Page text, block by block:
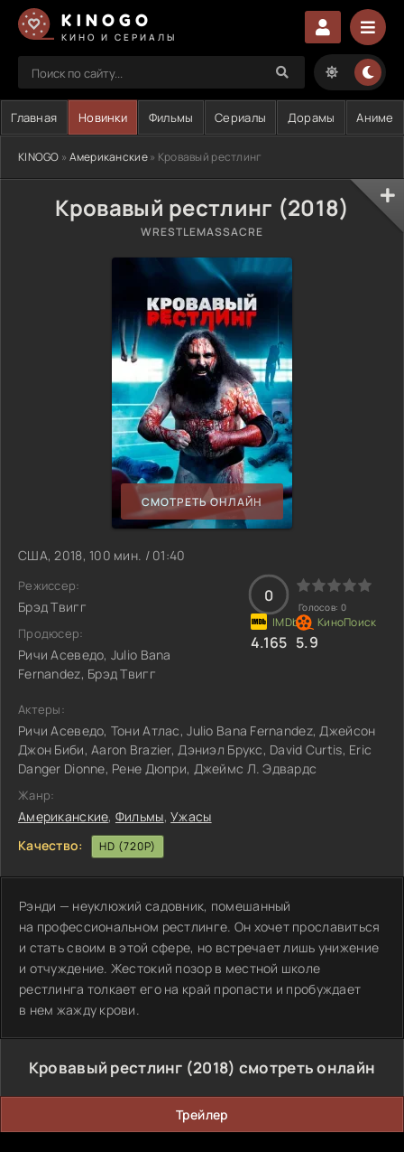
KINOGO
КИНО И СЕРИАЛЫ
Главная Новинки Фильмы Сериалы Дорамы Аниме
KINOGO » Американские» Кровавый рестлинг
Кровавый рестлинг (2018)
WRESTLEMASSACRE
СМОТРЕТЬ ОНЛАЙН
США, 2018, 100 мин. / 01:40
Режиссер:
Брэд Твигг
Продюсер:
Ричи Асеведо, Julio Bana
Fernandez, Брэд Твигг
0
Голосов: 0
4.165 5.9
Актеры:
Ричи Асеведо, Тони Атлас, Julio Bana Fernandez, Джейсон
Джон Биби, Aaron Brazier, Дэниэл Брукс, David Curtis, Eric
Danger Dionne, Рене Дюпри, Джеймс Л. Эдвардс
Жанр:
Американские, Фильмы,Ужасы
Качество:
HD (720P)
Рэнди — неуклюжий садовник, помешанный
на профессиональном рестлинге. Он хочет прославиться
и стать своим в этой сфере, но встречает лишь унижение
и отчуждение. Жестокий позор в местной школе
рестлинга толкает его на край пропасти и пробуждает
в нем жажду крови.
Кровавый рестлинг (2018) смотреть онлайн
Трейлер